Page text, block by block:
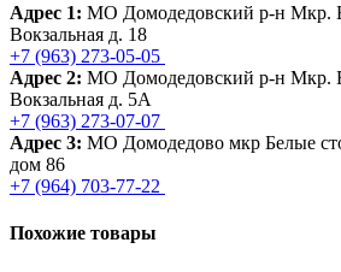
Адрес 1: МО Домодедовский р-н Мкр.
Вокзальная д. 18
+7 (963) 273-05-05
Адрес 2: МО Домодедовский р-н Мкр.
Вокзальная д. 5А
+7 (963) 273-07-07
Адрес 3: МО Домодедово мкр Белые
дом 86
+7 (964) 703-77-22
Похожие товары